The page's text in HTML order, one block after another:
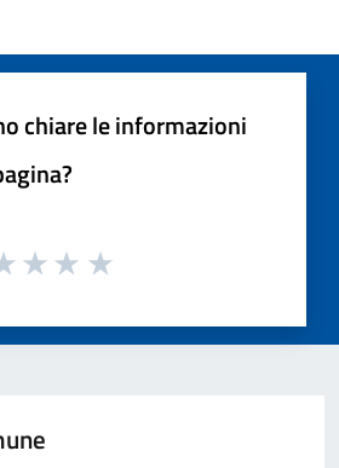
chiare le informazioni